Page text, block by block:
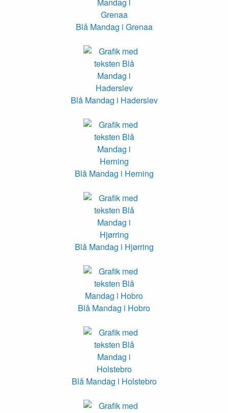
Blå Mandag i Grenaa
Blå Mandag i Haderslev
Blå Mandag i Herning
Blå Mandag i Hjørring
Blå Mandag i Hobro
Blå Mandag i Holstebro